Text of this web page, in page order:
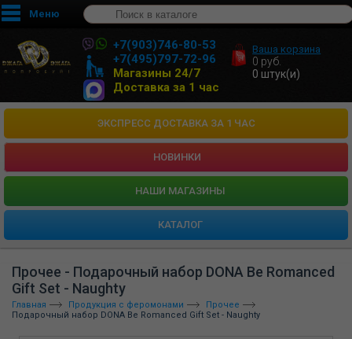
Меню
+7(903)746-80-53
+7(495)797-72-96
Магазины 24/7
Доставка за 1 час
Ваша корзина
0 руб.
0 штук(и)
ЭКСПРЕСС ДОСТАВКА ЗА 1 ЧАС
НОВИНКИ
HАШИ МАГАЗИНЫ
КАТАЛОГ
Прочее - Подарочный набор DONA Be Romanced
Gift Set - Naughty
Главная Продукция с феромонами
Прочее
Подарочный набор DONA Be Romanced Gift Set - Naughty